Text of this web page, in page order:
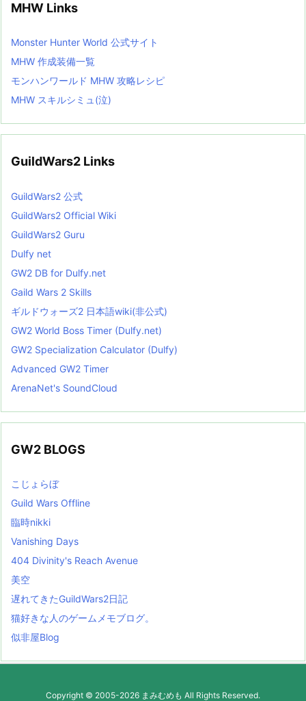
MHW Links
Monster Hunter World 公式サイト
MHW 作成装備一覧
モンハンワールド MHW 攻略レシピ
MHW スキルシミュ(泣)
GuildWars2 Links
GuildWars2 公式
GuildWars2 Official Wiki
GuildWars2 Guru
Dulfy net
GW2 DB for Dulfy.net
Gaild Wars 2 Skills
ギルドウォーズ2 日本語wiki(非公式)
GW2 World Boss Timer (Dulfy.net)
GW2 Specialization Calculator (Dulfy)
Advanced GW2 Timer
ArenaNet's SoundCloud
GW2 BLOGS
こじょらぼ
Guild Wars Offline
臨時nikki
Vanishing Days
404 Divinity's Reach Avenue
美空
遅れてきたGuildWars2日記
猫好きな人のゲームメモブログ。
似非屋Blog
Copyright © 2005-2026 まみむめも All Rights Reserved.